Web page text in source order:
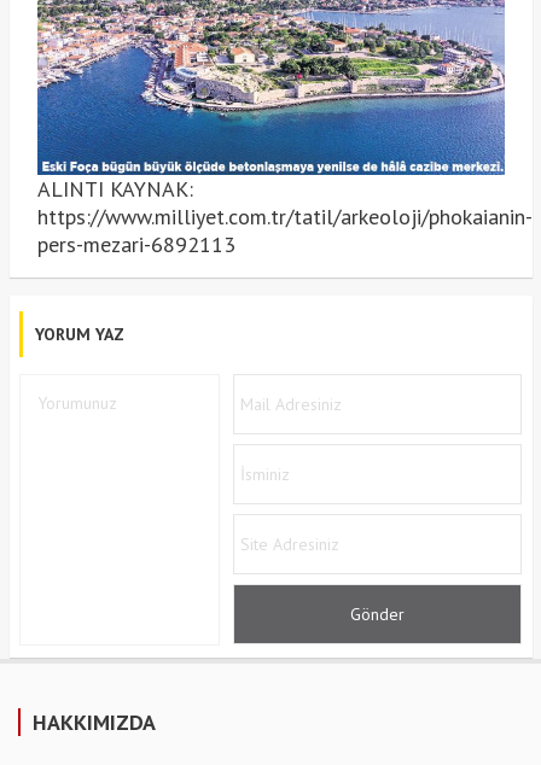
ALINTI KAYNAK:
https://www.milliyet.com.tr/tatil/arkeoloji/phokaianin-
pers-mezari-6892113
YORUM YAZ
HAKKIMIZDA